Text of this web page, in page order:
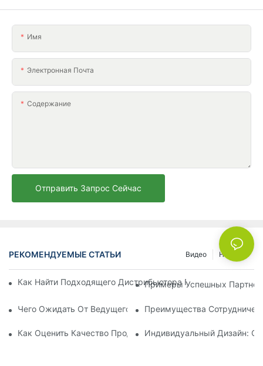
Имя
Электронная Почта
Содержание
Отправить Запрос Сейчас
РЕКОМЕНДУЕМЫЕ СТАТЬИ Новости
Видео
Как Найти Подходящего Дистрибьютора Пляжных Зонтов
Примеры Успешных
Чего Ожидать От Ведущего Производителя Шезлонгов
Преимущества
Как Оценить Качество Продукции Фабрики По
Индивидуальный Дизайн: